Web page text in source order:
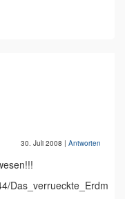
30. Juli 2008 | Antworten